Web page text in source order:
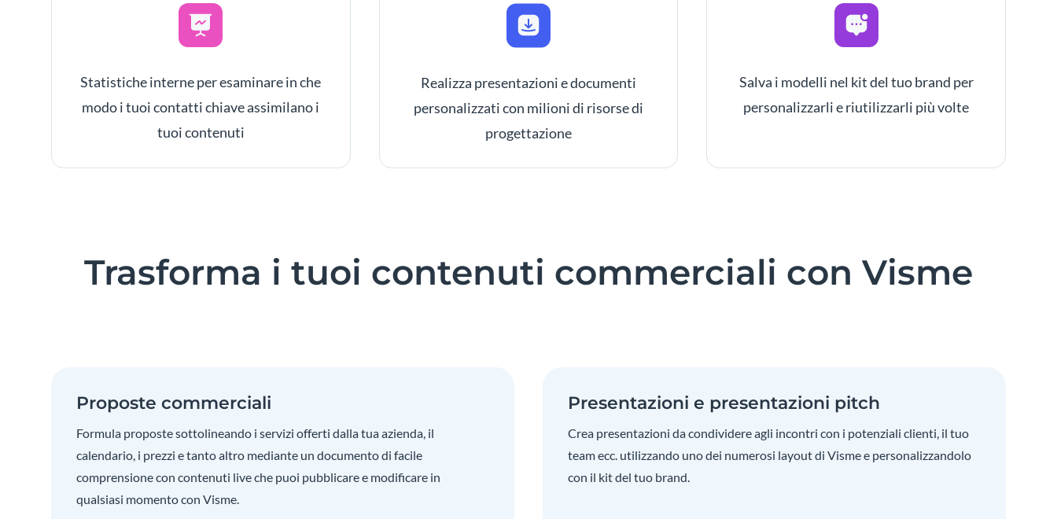
Statistiche interne per esaminare in che
modo i tuoi contatti chiave assimilano i
tuoi contenuti
Realizza presentazioni e documenti
personalizzati con milioni di risorse di
progettazione
Salva i modelli nel kit del tuo brand per
personalizzarli e riutilizzarli più volte
Trasforma i tuoi contenuti commerciali con Visme
Proposte commerciali
Formula proposte sottolineando i servizi offerti dalla tua azienda, il
calendario, i prezzi e tanto altro mediante un documento di facile
comprensione con contenuti live che puoi pubblicare e modificare in
qualsiasi momento con Visme.
Presentazioni e presentazioni pitch
Crea presentazioni da condividere agli incontri con i potenziali clienti, il tuo
team ecc. utilizzando uno dei numerosi layout di Visme e personalizzandolo
con il kit del tuo brand.